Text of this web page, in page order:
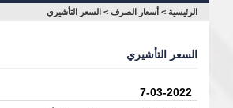
أنت
هنا
الرئيسية > أسعار الصرف > السعر التأشيري
السعر التأشيري
7-03-2022